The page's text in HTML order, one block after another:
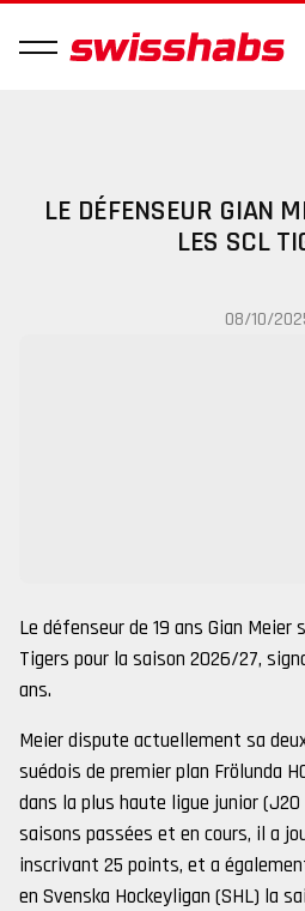
LE DÉFENSEUR GIAN
LES SCL
08/10/
Le défenseur de 19 ans Gian Meier
Tigers pour la saison 2026/27,
ans.
Meier dispute actuellement sa
suédois de premier plan Frölunda
dans la plus haute ligue junior
saisons passées et en cours, il a
inscrivant 25 points, et a
en Svenska Hockeyligan (SHL) la